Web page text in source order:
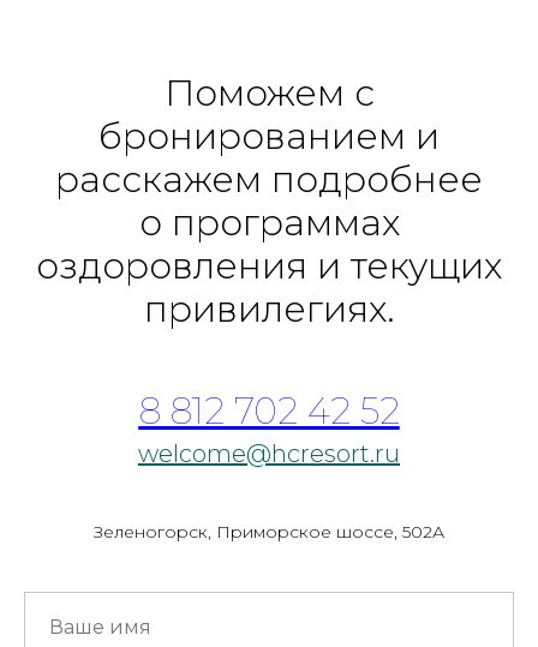
Поможем с
бронированием и
расскажем подробнее
о программах
оздоровления и текущих
привилегиях.
8 812 702 42 52
welcome@hcresort.ru
Зеленогорск, Приморское шоссе, 502А